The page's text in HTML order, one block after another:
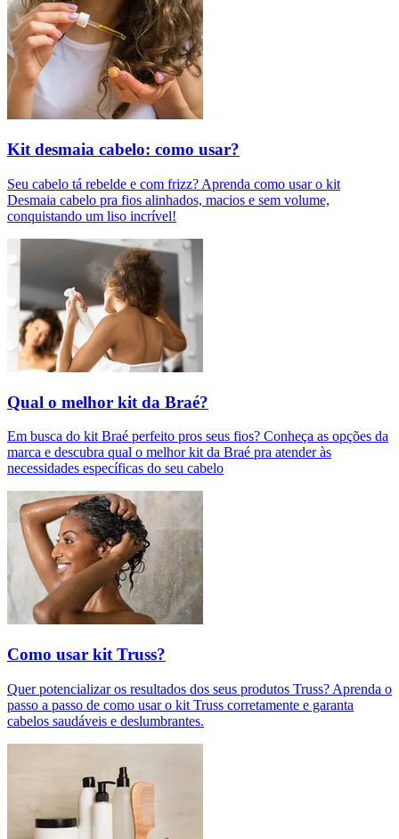
Kit desmaia cabelo: como usar?
Seu cabelo tá rebelde e com frizz? Aprenda como usar o kit
Desmaia cabelo pra fios alinhados, macios e sem volume,
conquistando um liso incrível!
Qual o melhor kit da Braé?
Em busca do kit Braé perfeito pros seus fios? Conheça as opções da
marca e descubra qual o melhor kit da Braé pra atender às
necessidades específicas do seu cabelo
Como usar kit Truss?
Quer potencializar os resultados dos seus produtos Truss? Aprenda o
passo a passo de como usar o kit Truss corretamente e garanta
cabelos saudáveis e deslumbrantes.